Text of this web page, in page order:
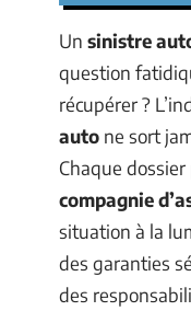
Un sinistre
question
récupérer ?
auto ne sort
Chaque
compagnie
situation à la
des garanties
des